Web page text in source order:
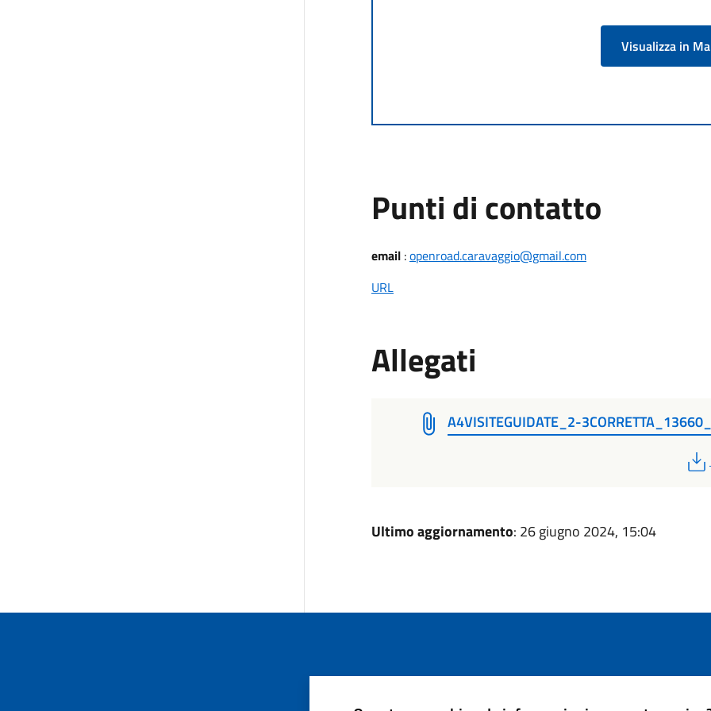
Visualizza in
Punti di contatto
email:openroad.caravaggio@gmail.com
URL
Allegati
A4VISITEGUIDATE_2-
Ultimo aggiornamento: 26 giugno 2024, 15:04